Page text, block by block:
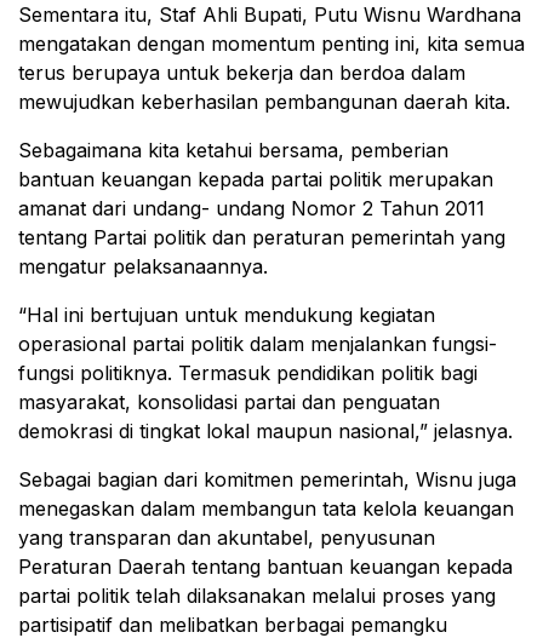
Sementara itu, Staf Ahli Bupati, Putu Wisnu Wardhana
mengatakan dengan momentum penting ini, kita semua
terus berupaya untuk bekerja dan berdoa dalam
mewujudkan keberhasilan pembangunan daerah kita.
Sebagaimana kita ketahui bersama, pemberian
bantuan keuangan kepada partai politik merupakan
amanat dari undang- undang Nomor 2 Tahun 2011
tentang Partai politik dan peraturan pemerintah yang
mengatur pelaksanaannya.
“Hal ini bertujuan untuk mendukung kegiatan
operasional partai politik dalam menjalankan fungsi-
fungsi politiknya. Termasuk pendidikan politik bagi
masyarakat, konsolidasi partai dan penguatan
demokrasi di tingkat lokal maupun nasional,” jelasnya.
Sebagai bagian dari komitmen pemerintah, Wisnu juga
menegaskan dalam membangun tata kelola keuangan
yang transparan dan akuntabel, penyusunan
Peraturan Daerah tentang bantuan keuangan kepada
partai politik telah dilaksanakan melalui proses yang
partisipatif dan melibatkan berbagai pemangku